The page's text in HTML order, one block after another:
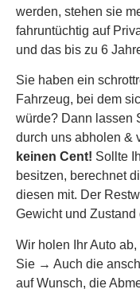
werden, stehen sie
fahruntüchtig auf
und das bis zu 6
Sie haben ein
Fahrzeug, bei dem
würde? Dann lassen
durch uns abholen &
keinen Cent! Sollte
besitzen, berechnet
diesen mit. Der
Gewicht und Zustand
Wir holen Ihr Auto
Sie → Auch die
auf Wunsch, die